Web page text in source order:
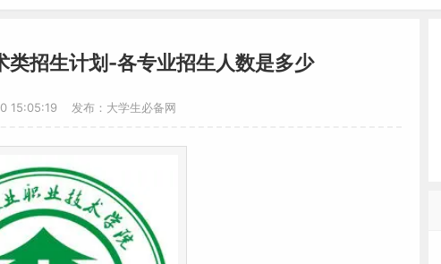
类招生计划-各专业招生人数是多少
15:05:19 发布：大学生必备网